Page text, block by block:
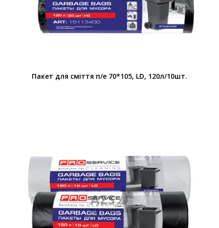
Пакет для смiття п/е 70*105, LD, 120л/10шт.